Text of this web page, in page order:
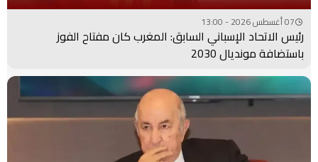
07 أغسطس 2026 - 13:00
رئيس الاتحاد الإسباني السابق: المغرب كان مفتاح الفوز
باستضافة مونديال 2030